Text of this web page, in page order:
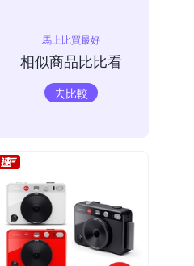
馬上比買最好
相似商品比比看
去比較